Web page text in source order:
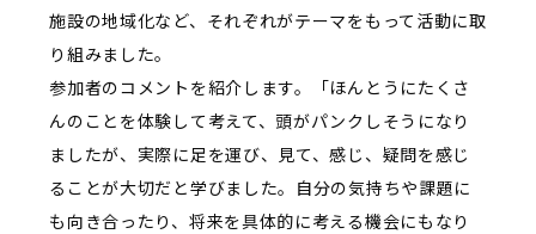
施設の地域化など、それぞれがテーマをもって活動に取
り組みました。
参加者のコメントを紹介します。「ほんとうにたくさ
んのことを体験して考えて、頭がパンクしそうになり
ましたが、実際に足を運び、見て、感じ、疑問を感じ
ることが大切だと学びました。自分の気持ちや課題に
も向き合ったり、将来を具体的に考える機会にもなり